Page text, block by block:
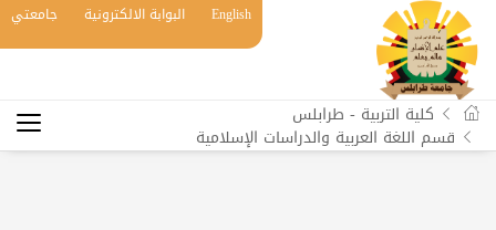
English البوابة الالكترونية جامعتي
كلية التربية - طرابلس
قسم اللغة العربية والدراسات الإسلامية